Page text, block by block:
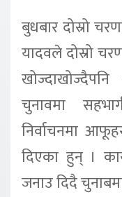
बुधबार दोस्रो
यादवले दोस्रो
चुनावमा
निर्वाचनमा
दिएका हुन् ।
जनाउ दिदै